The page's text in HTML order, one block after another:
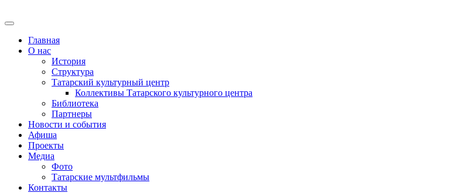
Главная
О нас
История
Структура
Татарский культурный центр
Коллективы Татарского культурного центра
Библиотека
Партнеры
Новости и события
Афиша
Проекты
Медиа
Фото
Татарские мультфильмы
Контакты